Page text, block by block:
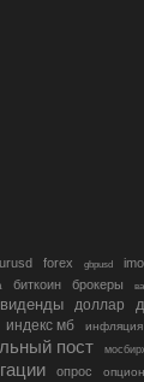
forex gbpusd
биткоин брокеры
доллар
индекс мб
инфляция
пост
опрос